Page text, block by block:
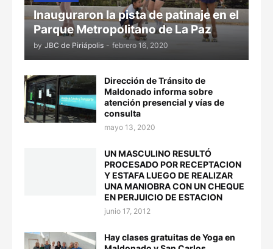
Inauguraron la pista de patinaje en el
Parque Metropolitano de La Paz
by JBC de Piriápolis - febrero 16, 2020
Dirección de Tránsito de
Maldonado informa sobre
atención presencial y vías de
consulta
mayo 13, 2020
UN MASCULINO RESULTÓ
PROCESADO POR RECEPTACION
Y ESTAFA LUEGO DE REALIZAR
UNA MANIOBRA CON UN CHEQUE
EN PERJUICIO DE ESTACION
junio 17, 2012
Hay clases gratuitas de Yoga en